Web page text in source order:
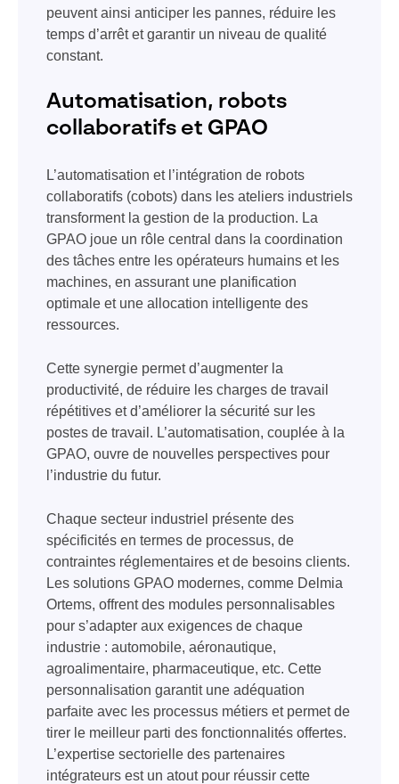
peuvent ainsi anticiper les pannes, réduire les
temps d’arrêt et garantir un niveau de qualité
constant.
Automatisation, robots
collaboratifs et GPAO
L’automatisation et l’intégration de robots
collaboratifs (cobots) dans les ateliers industriels
transforment la gestion de la production. La
GPAO joue un rôle central dans la coordination
des tâches entre les opérateurs humains et les
machines, en assurant une planification
optimale et une allocation intelligente des
ressources.
Cette synergie permet d’augmenter la
productivité, de réduire les charges de travail
répétitives et d’améliorer la sécurité sur les
postes de travail. L’automatisation, couplée à la
GPAO, ouvre de nouvelles perspectives pour
l’industrie du futur.
Chaque secteur industriel présente des
spécificités en termes de processus, de
contraintes réglementaires et de besoins clients.
Les solutions GPAO modernes, comme Delmia
Ortems, offrent des modules personnalisables
pour s’adapter aux exigences de chaque
industrie : automobile, aéronautique,
agroalimentaire, pharmaceutique, etc. Cette
personnalisation garantit une adéquation
parfaite avec les processus métiers et permet de
tirer le meilleur parti des fonctionnalités offertes.
L’expertise sectorielle des partenaires
intégrateurs est un atout pour réussir cette